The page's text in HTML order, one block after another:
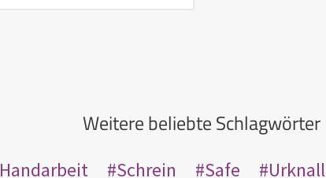
Weitere beliebte Schlagwörter
Handarbeit Schrein Safe Urknall